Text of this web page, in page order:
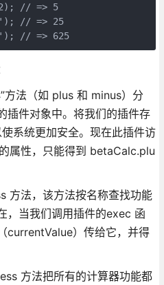
// => 5
// => 25
// => 625
方法（如 plus 和 minus）分
插件对象中。将我们的插件存
系统更加安全。现在此插件访
属性，只能得到 betaCalc.plu
方法，该方法按名称查找功能
，当我们调用插件的exec 函
currentValue）传给它，并得
方法把所有的计算器功能都